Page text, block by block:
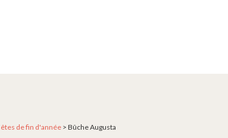
de fin d'année> Bûche Augusta